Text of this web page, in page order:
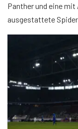
Panther und eine
ausgestattete